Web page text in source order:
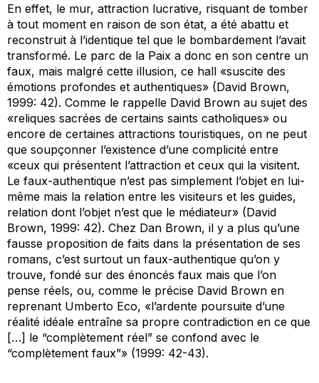
En effet, le mur, attraction lucrative, risquant de tomber
à tout moment en raison de son état, a été abattu et
reconstruit à l’identique tel que le bombardement l’avait
transformé. Le parc de la Paix a donc en son centre un
faux, mais malgré cette illusion, ce hall «suscite des
émotions profondes et authentiques» (David Brown,
1999: 42). Comme le rappelle David Brown au sujet des
«reliques sacrées de certains saints catholiques» ou
encore de certaines attractions touristiques, on ne peut
que soupçonner l’existence d’une complicité entre
«ceux qui présentent l’attraction et ceux qui la visitent.
Le faux-authentique n’est pas simplement l’objet en lui-
même mais la relation entre les visiteurs et les guides,
relation dont l’objet n’est que le médiateur» (David
Brown, 1999: 42). Chez Dan Brown, il y a plus qu’une
fausse proposition de faits dans la présentation de ses
romans, c’est surtout un faux-authentique qu’on y
trouve, fondé sur des énoncés faux mais que l’on
pense réels, ou, comme le précise David Brown en
reprenant Umberto Eco, «l’ardente poursuite d’une
réalité idéale entraîne sa propre contradiction en ce que
[…] le “complètement réel” se confond avec le
“complètement faux”» (1999: 42-43).